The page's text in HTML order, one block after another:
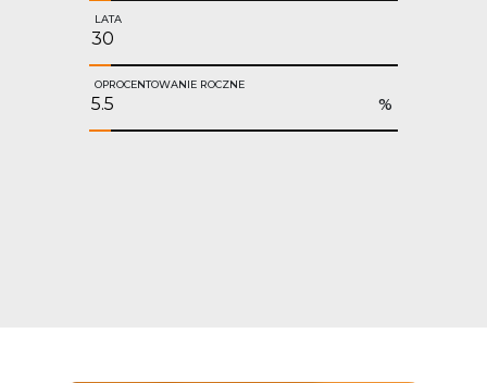
LATA
OPROCENTOWANIE ROCZNE
%